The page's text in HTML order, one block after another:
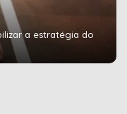
a estratégia do